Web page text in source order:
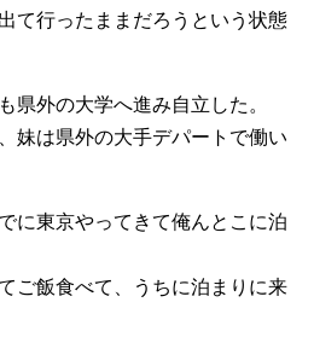
て行ったままだろうという状態
県外の大学へ進み自立した。
妹は県外の大手デパートで働い
に東京やってきて俺んとこに泊
ご飯食べて、うちに泊まりに来